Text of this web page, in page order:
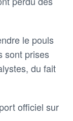
le pouls
sont prises
du fait
officiel sur